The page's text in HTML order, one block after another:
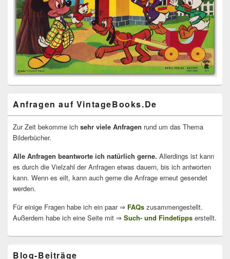
Anfragen auf VintageBooks.De
Zur Zeit bekomme ich sehr viele Anfragen rund um das Thema
Bilderbücher.
Alle Anfragen beantworte ich natürlich gerne. Allerdings ist kann
es durch die Vielzahl der Anfragen etwas dauern, bis ich antworten
kann. Wenn es eilt, kann auch gerne die Anfrage erneut gesendet
werden.
Für einige Fragen habe ich ein paar ⇒ FAQs zusammengestellt.
Außerdem habe ich eine Seite mit ⇒ Such- und Findetipps erstellt.
Blog-Beiträge